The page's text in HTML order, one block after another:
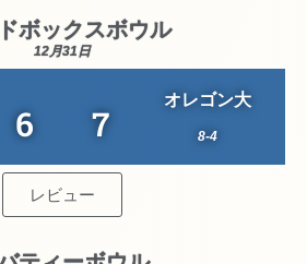
ボックスボウル
12月31日
6 7
オレゴン大
8-4
レビュー